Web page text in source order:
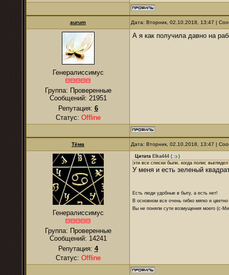
аurum Дата: Вторник, 02.10.2018, 13:47 |
Генералиссимус
Группа: Проверенные
Сообщений: 21951
Репутация: 6
Статус: Offline
А я как получила давно на
Тёма Дата: Вторник, 02.10.2018, 13:47 |
Генералиссимус
Группа: Проверенные
Сообщений: 14241
Репутация: 4
Статус: Offline
Цитата Elka444 (
)
эти все списки были, когда полис
У меня и есть зеленый
Есть люди удобные в быту, а есть нет!
В основном все очень гибко мягко и цветно
Вы не поняли сути возмущения моего (с-